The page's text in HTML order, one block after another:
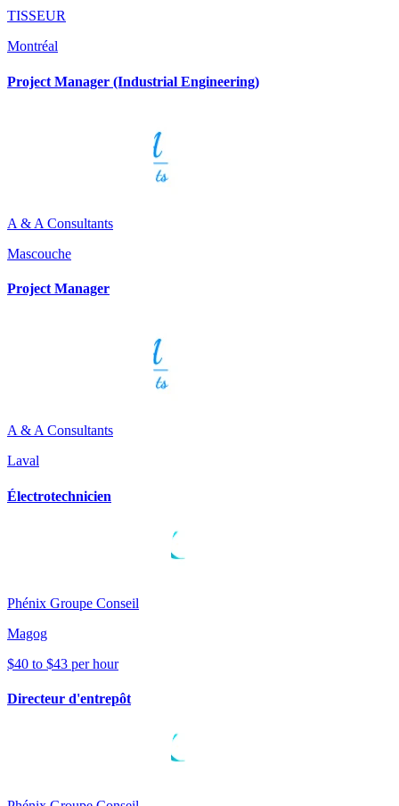
TISSEUR
Montréal
Project Manager (Industrial Engineering)
A & A Consultants
Mascouche
Project Manager
A & A Consultants
Laval
Électrotechnicien
Phénix Groupe Conseil
Magog
$40 to $43 per hour
Directeur d'entrepôt